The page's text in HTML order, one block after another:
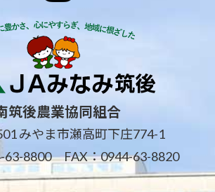
筑後農業協同組合
みやま市瀬高町下庄774-1
63-8800 FAX：0944-63-8820